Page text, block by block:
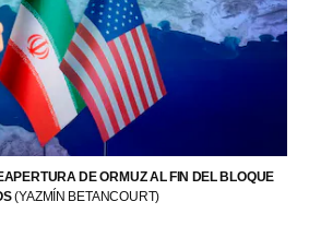
DE ORMUZ AL FIN DEL BLOQUE
(YAZMÍN BETANCOURT)